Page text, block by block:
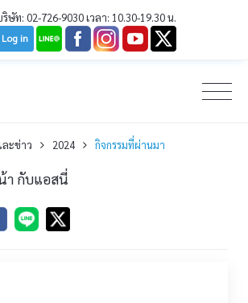
ษัท: 02-726-9030 เวลา: 10.30-19.30 น.
Log in
ละข่าว 2024 กิจกรรมที่ผ่านมา
า กับแอสนี่